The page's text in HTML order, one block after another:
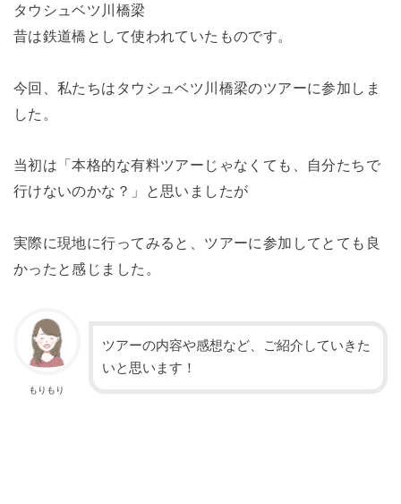
タウシュベツ川橋梁
昔は鉄道橋として使われていたものです。
今回、私たちはタウシュベツ川橋梁のツアーに参加しま
した。
当初は「本格的な有料ツアーじゃなくても、自分たちで
行けないのかな？」と思いましたが
実際に現地に行ってみると、ツアーに参加してとても良
かったと感じました。
もりもり
ツアーの内容や感想など、ご紹介していきた
いと思います！